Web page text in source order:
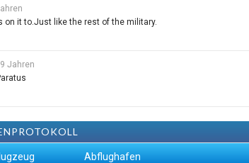
on it to.Just like the rest of the military.
Jahren
Abflughafen